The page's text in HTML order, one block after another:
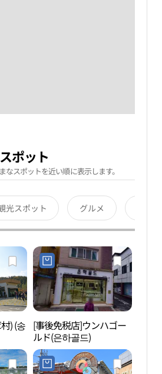
ポット
なスポットを近い順に表示します。
光スポット グルメ
) (송 [事後免税店]ウンハゴー
ルド(은하골드)